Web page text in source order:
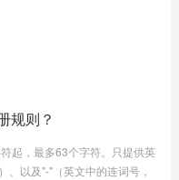
规则？
起，最多63个字符。只提供英
、以及"-"（英文中的连词号，